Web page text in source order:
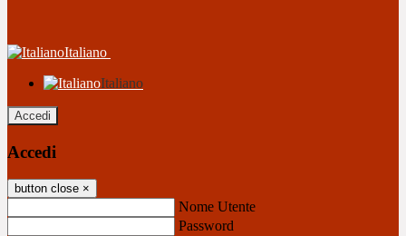
Italiano
Italiano
Accedi
Accedi
button close ×
Nome Utente
Password